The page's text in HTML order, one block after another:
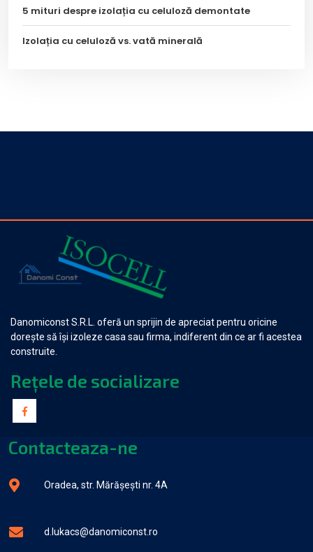
5 mituri despre izolația cu celuloză demontate
Izolația cu celuloză vs. vată minerală
Danomiconst S.R.L. oferă un sprijin de apreciat pentru oricine
dorește să își izoleze casa sau firma, indiferent din ce ar fi acestea
construite.
Rețele de socializare
Contacteaza-ne
Oradea, str. Mărășești nr. 4A
d.lukacs@danomiconst.ro